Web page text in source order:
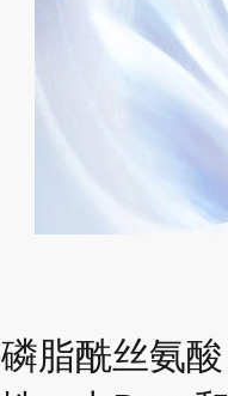
磷脂酰丝氨